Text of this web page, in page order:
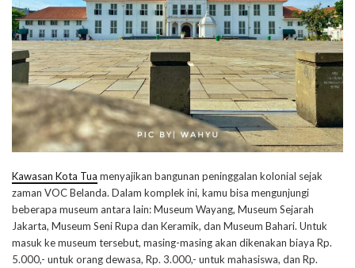
Kawasan Kota Tua menyajikan bangunan peninggalan kolonial sejak
zaman VOC Belanda. Dalam komplek ini, kamu bisa mengunjungi
beberapa museum antara lain: Museum Wayang, Museum Sejarah
Jakarta, Museum Seni Rupa dan Keramik, dan Museum Bahari. Untuk
masuk ke museum tersebut, masing-masing akan dikenakan biaya Rp.
5.000,- untuk orang dewasa, Rp. 3.000,- untuk mahasiswa, dan Rp.